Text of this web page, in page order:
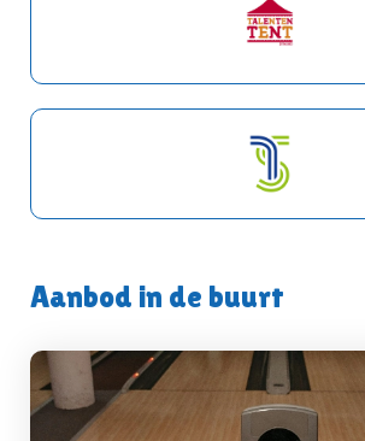
Aanbod in de buurt